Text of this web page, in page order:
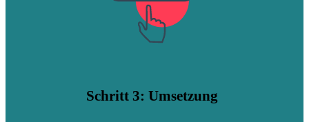
Schritt 3: Umsetzung